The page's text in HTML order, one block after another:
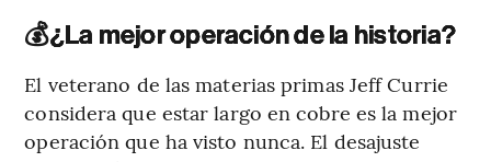
💰¿La mejor operación de la historia?
El veterano de las materias primas Jeff Currie
considera que estar largo en cobre es la mejor
operación que ha visto nunca. El desajuste